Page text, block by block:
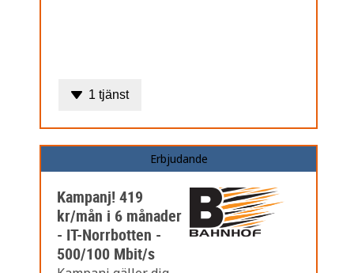
1 tjänst
Erbjudande
Kampanj! 419
kr/mån i 6 månader
- IT-Norrbotten -
500/100 Mbit/s